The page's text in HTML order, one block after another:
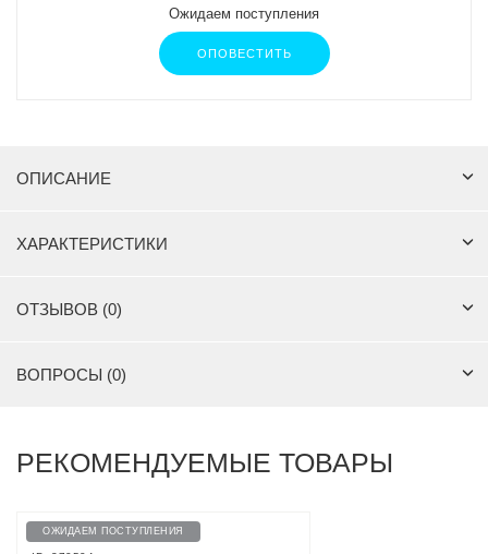
Ожидаем поступления
ОПОВЕСТИТЬ
ОПИСАНИЕ
ХАРАКТЕРИСТИКИ
ОТЗЫВОВ (0)
ВОПРОСЫ (0)
РЕКОМЕНДУЕМЫЕ ТОВАРЫ
ОЖИДАЕМ ПОСТУПЛЕНИЯ